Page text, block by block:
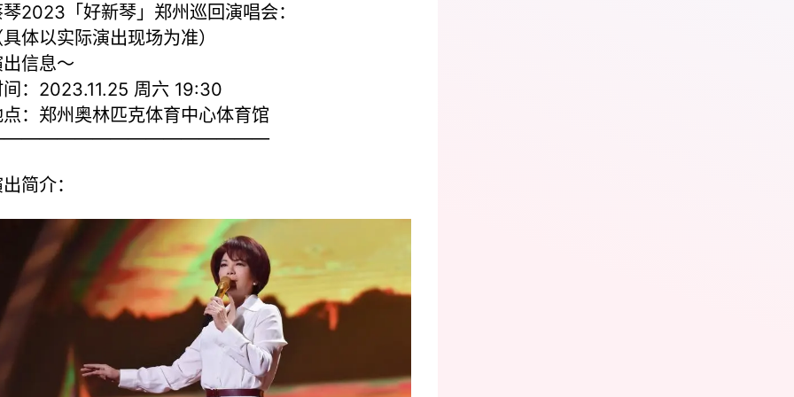
2023「好新琴」郑州巡回演唱会：
体以实际演出现场为准）
信息～
：2023.11.25 周六 19:30
：郑州奥林匹克体育中心体育馆
简介：